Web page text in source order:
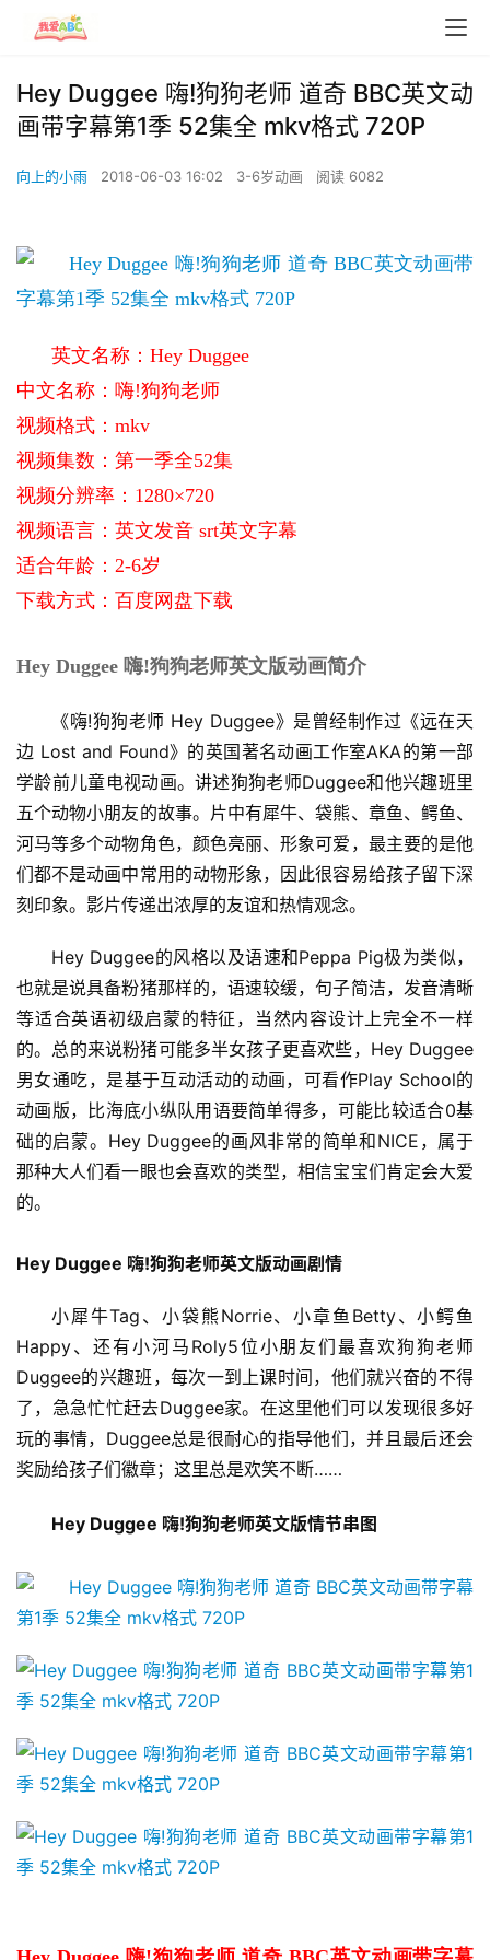
首
页
英
Hey Duggee 嗨!狗狗老师 道奇 BBC英文动
画带字幕第1季 52集全 mkv格式 720P
向上的小雨 2018-06-03 16:02 3-6岁动画 阅读 6082
英文名称：Hey Duggee
中文名称：嗨!狗狗老师
视频格式：mkv
视频集数：第一季全52集
视频分辨率：1280×720
视频语言：英文发音 srt英文字幕
适合年龄：2-6岁
下载方式：百度网盘下载
Hey Duggee 嗨!狗狗老师英文版动画简介
《嗨!狗狗老师 Hey Duggee》是曾经制作过《远在天
边 Lost and Found》的英国著名动画工作室AKA的第一部
学龄前儿童电视动画。讲述狗狗老师Duggee和他兴趣班里
五个动物小朋友的故事。片中有犀牛、袋熊、章鱼、鳄鱼、
河马等多个动物角色，颜色亮丽、形象可爱，最主要的是他
们都不是动画中常用的动物形象，因此很容易给孩子留下深
刻印象。影片传递出浓厚的友谊和热情观念。
Hey Duggee的风格以及语速和Peppa Pig极为类似，
也就是说具备粉猪那样的，语速较缓，句子简洁，发音清晰
等适合英语初级启蒙的特征，当然内容设计上完全不一样
的。总的来说粉猪可能多半女孩子更喜欢些，Hey Duggee
男女通吃，是基于互动活动的动画，可看作Play School的
动画版，比海底小纵队用语要简单得多，可能比较适合0基
础的启蒙。Hey Duggee的画风非常的简单和NICE，属于
那种大人们看一眼也会喜欢的类型，相信宝宝们肯定会大爱
的。
Hey Duggee 嗨!狗狗老师英文版动画剧情
小犀牛Tag、小袋熊Norrie、小章鱼Betty、小鳄鱼
Happy、还有小河马Roly5位小朋友们最喜欢狗狗老师
Duggee的兴趣班，每次一到上课时间，他们就兴奋的不得
了，急急忙忙赶去Duggee家。在这里他们可以发现很多好
玩的事情，Duggee总是很耐心的指导他们，并且最后还会
奖励给孩子们徽章；这里总是欢笑不断……
Hey Duggee 嗨!狗狗老师英文版情节串图